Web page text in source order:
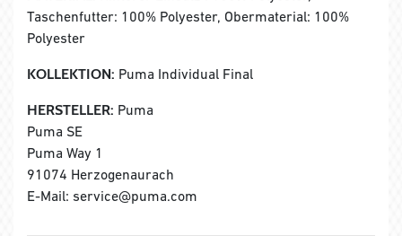
Taschenfutter: 100% Polyester, Obermaterial: 100%
Polyester
KOLLEKTION: Puma Individual Final
HERSTELLER: Puma
Puma SE
Puma Way 1
91074 Herzogenaurach
E-Mail: service@puma.com